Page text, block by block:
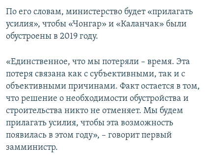
По его словам, министерство будет «прилагать
усилия», чтобы «Чонгар» и «Каланчак» были
обустроены в 2019 году.
«Единственное, что мы потеряли – время. Эта
потеря связана как с субъективными, так и с
объективными причинами. Факт остается в том,
что решение о необходимости обустройства и
строительства никто не отменяет. Мы будем
прилагать усилия, чтобы эта возможность
появилась в этом году», – говорит первый
замминистр.